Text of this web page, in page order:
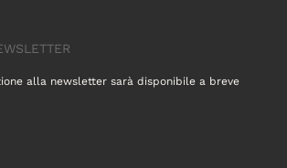
alla newsletter sarà disponibile a breve